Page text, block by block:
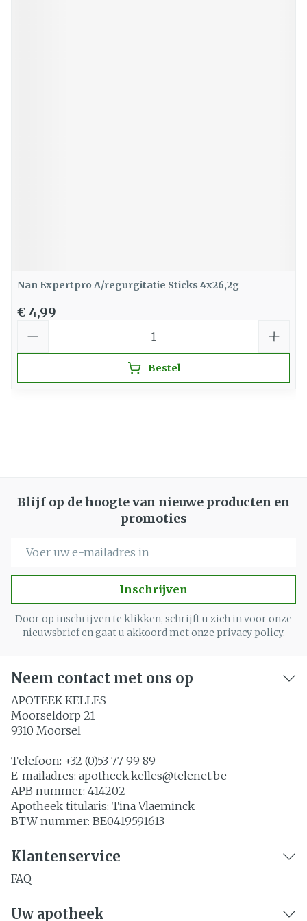
Nan Expertpro A/regurgitatie Sticks 4x26,2g
€ 4,99
Bestel
Blijf op de hoogte van nieuwe producten en
promoties
Inschrijven
Door op inschrijven te klikken, schrijft u zich in voor onze
nieuwsbrief en gaat u akkoord met onze privacy policy.
Neem contact met ons op
APOTEEK KELLES
Moorseldorp 21
9310 Moorsel
Telefoon: +32 (0)53 77 99 89
E-mailadres: apotheek.kelles@telenet.be
APB nummer: 414202
Apotheek titularis: Tina Vlaeminck
BTW nummer: BE0419591613
Klantenservice
FAQ
Uw apotheek